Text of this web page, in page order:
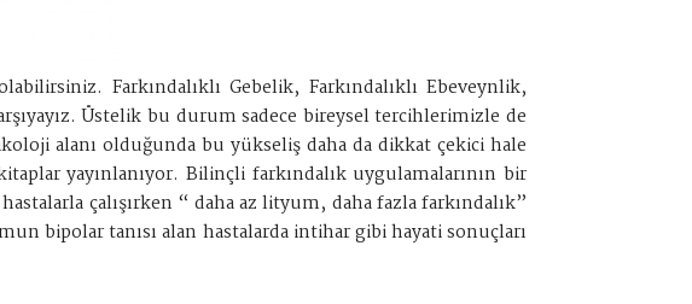
Farkındalıklı Gebelik, Farkındalıklı Ebeveynlik,
Üstelik bu durum sadece bireysel tercihlerimizle de
alanı olduğunda bu yükseliş daha da dikkat çekici hale
yayınlanıyor. Bilinçli farkındalık uygulamalarının bir
çalışırken “ daha az lityum, daha fazla farkındalık”
bipolar tanısı alan hastalarda intihar gibi hayati sonuçları